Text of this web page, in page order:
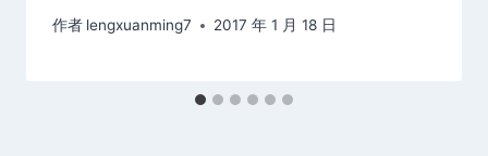
作者 lengxuanming7 2017 年 1 月 18 日